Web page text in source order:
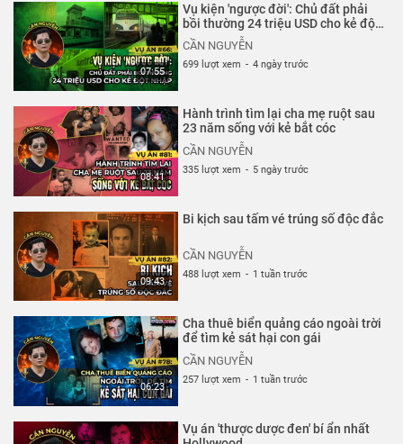
07:55
Vụ kiện 'ngược đời': Chủ đất phải
bồi thường 24 triệu USD cho kẻ đột
nhập
CẦN NGUYỄN
699 lượt xem - 4 ngày trước
08:41
Hành trình tìm lại cha mẹ ruột sau
23 năm sống với kẻ bắt cóc
CẦN NGUYỄN
335 lượt xem - 5 ngày trước
09:43
Bi kịch sau tấm vé trúng số độc đắc
CẦN NGUYỄN
488 lượt xem - 1 tuần trước
06:23
Cha thuê biển quảng cáo ngoài trời
để tìm kẻ sát hại con gái
CẦN NGUYỄN
257 lượt xem - 1 tuần trước
Vụ án 'thược dược đen' bí ẩn nhất